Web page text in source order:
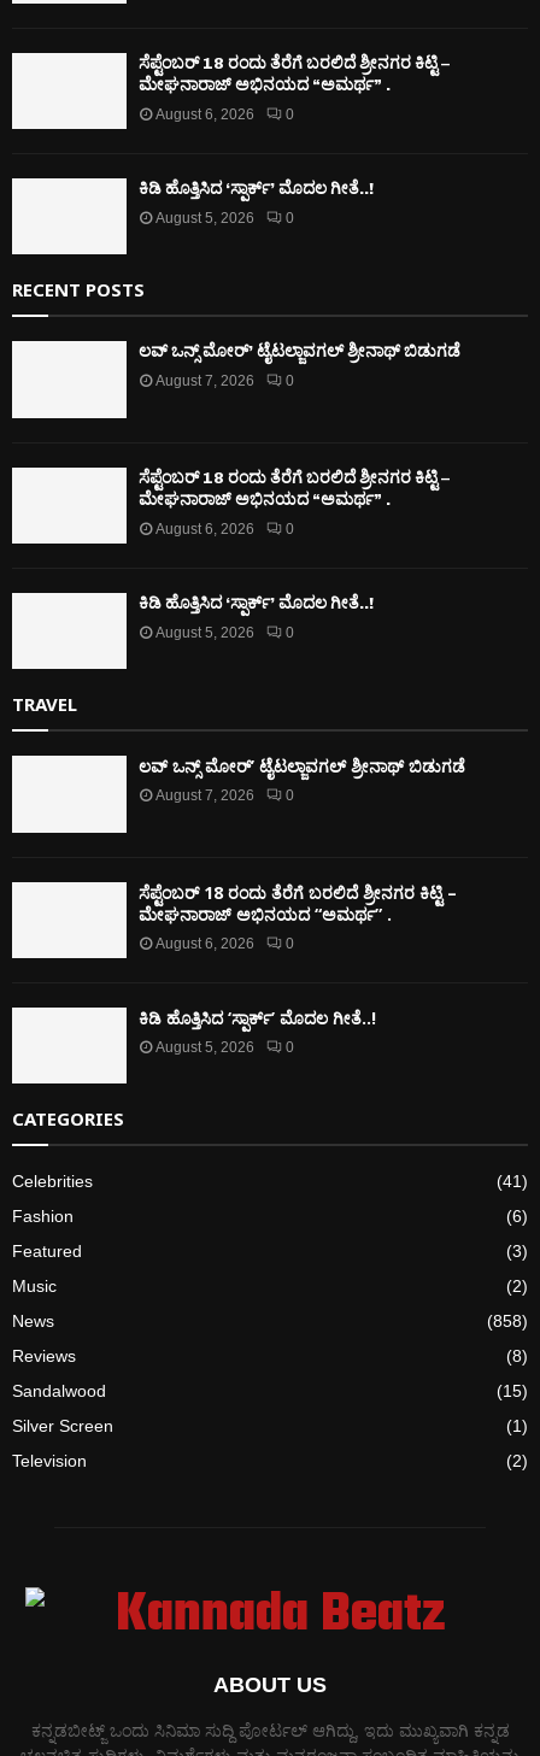
ಸೆಪ್ಟೆಂಬರ್ 18 ರಂದು ತೆರೆಗೆ ಬರಲಿದೆ ಶ್ರೀನಗರ ಕಿಟ್ಟಿ –
ಮೇಘನಾರಾಜ್ ಅಭಿನಯದ “ಅಮರ್ಥ” .
August 6, 2026 0
ಕಿಡಿ‌‌ ಹೊತ್ತಿಸಿದ ‘ಸ್ಪಾರ್ಕ್’ ಮೊದಲ‌ ಗೀತೆ..!
August 5, 2026 0
RECENT POSTS
ಲವ್ ಒನ್ಸ್ ಮೋರ್’ ಟೈಟಲ್ಜಾವಗಲ್ ಶ್ರೀನಾಥ್ ಬಿಡುಗಡೆ
August 7, 2026 0
ಸೆಪ್ಟೆಂಬರ್ 18 ರಂದು ತೆರೆಗೆ ಬರಲಿದೆ ಶ್ರೀನಗರ ಕಿಟ್ಟಿ –
ಮೇಘನಾರಾಜ್ ಅಭಿನಯದ “ಅಮರ್ಥ” .
August 6, 2026 0
ಕಿಡಿ‌‌ ಹೊತ್ತಿಸಿದ ‘ಸ್ಪಾರ್ಕ್’ ಮೊದಲ‌ ಗೀತೆ..!
August 5, 2026 0
TRAVEL
ಲವ್ ಒನ್ಸ್ ಮೋರ್’ ಟೈಟಲ್ಜಾವಗಲ್ ಶ್ರೀನಾಥ್ ಬಿಡುಗಡೆ
August 7, 2026 0
ಸೆಪ್ಟೆಂಬರ್ 18 ರಂದು ತೆರೆಗೆ ಬರಲಿದೆ ಶ್ರೀನಗರ ಕಿಟ್ಟಿ –
ಮೇಘನಾರಾಜ್ ಅಭಿನಯದ “ಅಮರ್ಥ” .
August 6, 2026 0
ಕಿಡಿ‌‌ ಹೊತ್ತಿಸಿದ ‘ಸ್ಪಾರ್ಕ್’ ಮೊದಲ‌ ಗೀತೆ..!
August 5, 2026 0
CATEGORIES
Celebrities
(41)
Fashion
(6)
Featured
(3)
Music
(2)
News
(858)
Reviews
(8)
Sandalwood
(15)
Silver Screen
(1)
Television
(2)
ABOUT US
ಕನ್ನಡಬೀಟ್ಜ್ ಒಂದು ಸಿನಿಮಾ ಸುದ್ದಿ ಪೋರ್ಟಲ್ ಆಗಿದ್ದು, ಇದು ಮುಖ್ಯವಾಗಿ ಕನ್ನಡ